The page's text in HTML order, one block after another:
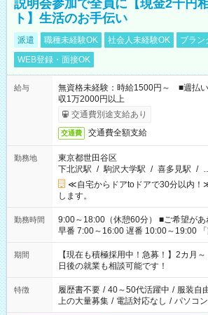
説明会参加で全員に【現金2千円
ト】生活のお手伝い
派遣 職種未経験OK 社会人未経験OK
ブラン
WEB登録・面接OK
給与
無資格未経験：時給1500円～ ■週払
収1万2000円以上
交通費別途支給あり
交通費 交通費全額支給
勤務地
東京都世田谷区
下北沢駅 / 駒沢大学駅 / 喜多見駅 /
≪自宅からドアtoドアで30分以内！
します。
勤務時間
9:00～18:00（休憩60分） ■ご希望があれば下記シフトもOK！
早番 7:00～16:00 遅番 10:00～19:00 「家族と休みを合わせた
い」 「余裕を持って夕飯の準備がした
たくない」 など、ご希望を教えてくださいね。
の方へ 今ご覧のお仕事で希望する勤務
の勤務時間。 合計で週40時間を超える
期間
【現在も積極採用中！急募！】2カ月
日後の就業も相談可能です！
特徴 履歴書不要 / 40～50代活躍中 / 服装自
上の大量募集 / 電話対応なし / パソコ